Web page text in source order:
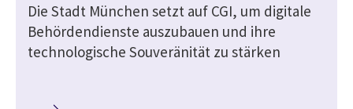
Die Stadt München setzt auf CGI, um digitale
Behördendienste auszubauen und ihre
technologische Souveränität zu stärken